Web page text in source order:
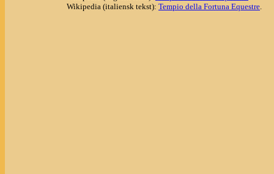
Wikipedia (italiensk tekst): Tempio della Fortuna Equestre.